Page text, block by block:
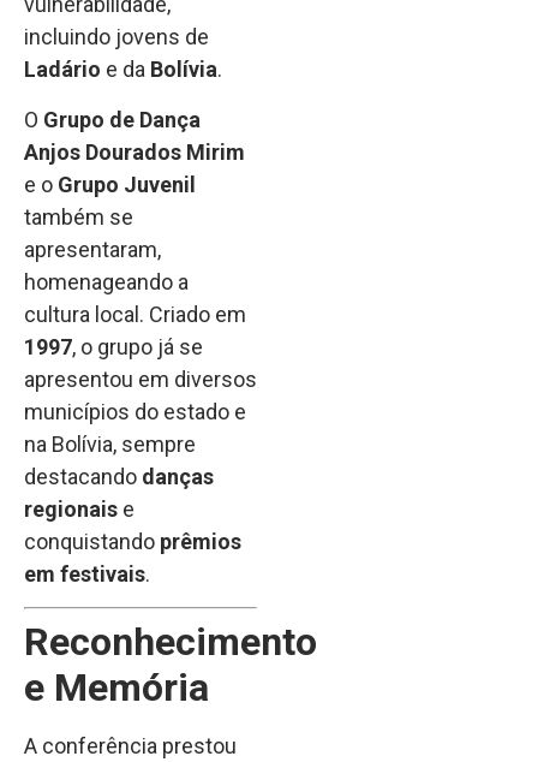
incluindo jovens de
Ladário e da Bolívia.
O Grupo de Dança
Anjos Dourados Mirim
e o Grupo Juvenil
também se
apresentaram,
homenageando a
cultura local. Criado em
1997, o grupo já se
apresentou em diversos
municípios do estado e
na Bolívia, sempre
destacando danças
regionais e
conquistando prêmios
em festivais.
Reconhecimento
e Memória
A conferência prestou